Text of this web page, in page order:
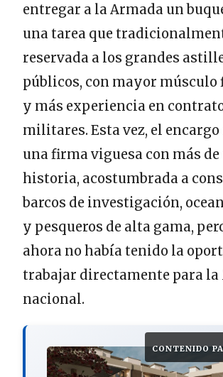
entregar a la Armada un
una tarea que
reservada a los grandes
públicos, con mayor músculo
y más experiencia en
militares. Esta vez, el encargo
una firma viguesa con más
historia, acostumbrada a
barcos de investigación,
y pesqueros de alta gama,
ahora no había tenido la
trabajar directamente para
nacional.
CONTENIDO